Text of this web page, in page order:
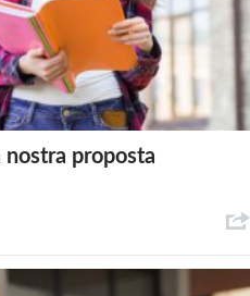
proposta